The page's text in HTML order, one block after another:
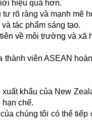
hiệu quả hơn.
rõ ràng và mạnh mẽ
tác phẩm sáng tạo.
về môi trường và xã
thành viên ASEAN
khẩu của New
chế.
chúng tôi có thể tiếp